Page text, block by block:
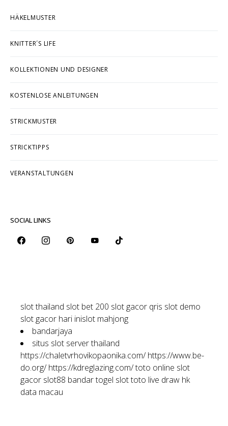
HÄKELMUSTER
KNITTER´S LIFE
KOLLEKTIONEN UND DESIGNER
KOSTENLOSE ANLEITUNGEN
STRICKMUSTER
STRICKTIPPS
VERANSTALTUNGEN
SOCIAL LINKS
slot thailand slot bet 200 slot gacor qris slot demo
slot gacor hari inislot mahjong
bandarjaya
situs slot server thailand
https://chaletvrhovikopaonika.com/ https://www.be-
do.org/ https://kdreglazing.com/toto online slot
gacor slot88 bandar togel slot toto live draw hk
data macau